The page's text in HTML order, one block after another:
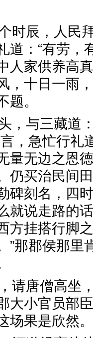
时辰，人民
道：“有劳，
人家供养高
，十日一雨
不题。
，与三藏道
，急忙行礼
量无边之恩
仍买治民间
碑刻名，四
就说走路的
方挂搭行脚
”那郡侯那里
。
请唐僧高坐
大小官员部
这场果是欣